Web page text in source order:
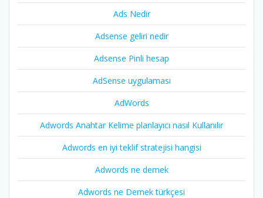
Ads Nedir
Adsense geliri nedir
Adsense Pinli hesap
AdSense uygulaması
AdWords
Adwords Anahtar Kelime planlayıcı nasıl Kullanılır
Adwords en iyi teklif stratejisi hangisi
Adwords ne demek
Adwords ne Demek türkçesi